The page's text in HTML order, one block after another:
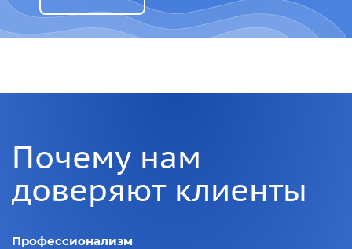
Почему нам
доверяют клиенты
Профессионализм